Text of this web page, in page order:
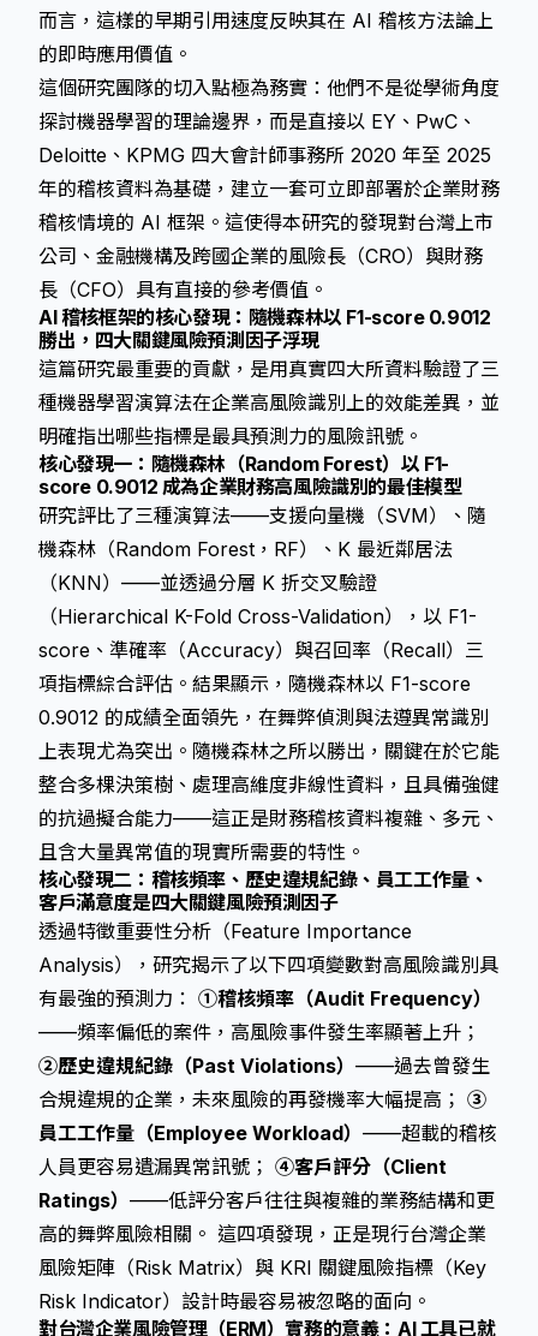
而言，這樣的早期引用速度反映其在 AI 稽核方法論上
的即時應用價值。
這個研究團隊的切入點極為務實：他們不是從學術角度
探討機器學習的理論邊界，而是直接以 EY、PwC、
Deloitte、KPMG 四大會計師事務所 2020 年至 2025
年的稽核資料為基礎，建立一套可立即部署於企業財務
稽核情境的 AI 框架。這使得本研究的發現對台灣上市
公司、金融機構及跨國企業的風險長（CRO）與財務
長（CFO）具有直接的參考價值。
AI 稽核框架的核心發現：隨機森林以 F1-score 0.9012
勝出，四大關鍵風險預測因子浮現
這篇研究最重要的貢獻，是用真實四大所資料驗證了三
種機器學習演算法在企業高風險識別上的效能差異，並
明確指出哪些指標是最具預測力的風險訊號。
核心發現一：隨機森林（Random Forest）以 F1-
score 0.9012 成為企業財務高風險識別的最佳模型
研究評比了三種演算法——支援向量機（SVM）、隨
機森林（Random Forest，RF）、K 最近鄰居法
（KNN）——並透過分層 K 折交叉驗證
（Hierarchical K-Fold Cross-Validation），以 F1-
score、準確率（Accuracy）與召回率（Recall）三
項指標綜合評估。結果顯示，隨機森林以 F1-score
0.9012 的成績全面領先，在舞弊偵測與法遵異常識別
上表現尤為突出。隨機森林之所以勝出，關鍵在於它能
整合多棵決策樹、處理高維度非線性資料，且具備強健
的抗過擬合能力——這正是財務稽核資料複雜、多元、
且含大量異常值的現實所需要的特性。
核心發現二：稽核頻率、歷史違規紀錄、員工工作量、
客戶滿意度是四大關鍵風險預測因子
透過特徵重要性分析（Feature Importance
Analysis），研究揭示了以下四項變數對高風險識別具
有最強的預測力： ①稽核頻率（Audit Frequency）
——頻率偏低的案件，高風險事件發生率顯著上升；
②歷史違規紀錄（Past Violations） ——過去曾發生
合規違規的企業，未來風險的再發機率大幅提高； ③
員工工作量（Employee Workload） ——超載的稽核
人員更容易遺漏異常訊號； ④客戶評分（Client
Ratings） ——低評分客戶往往與複雜的業務結構和更
高的舞弊風險相關。 這四項發現，正是現行台灣企業
風險矩陣（Risk Matrix）與 KRI 關鍵風險指標（Key
Risk Indicator）設計時最容易被忽略的面向。
對台灣企業風險管理（ERM）實務的意義：AI 工具已就